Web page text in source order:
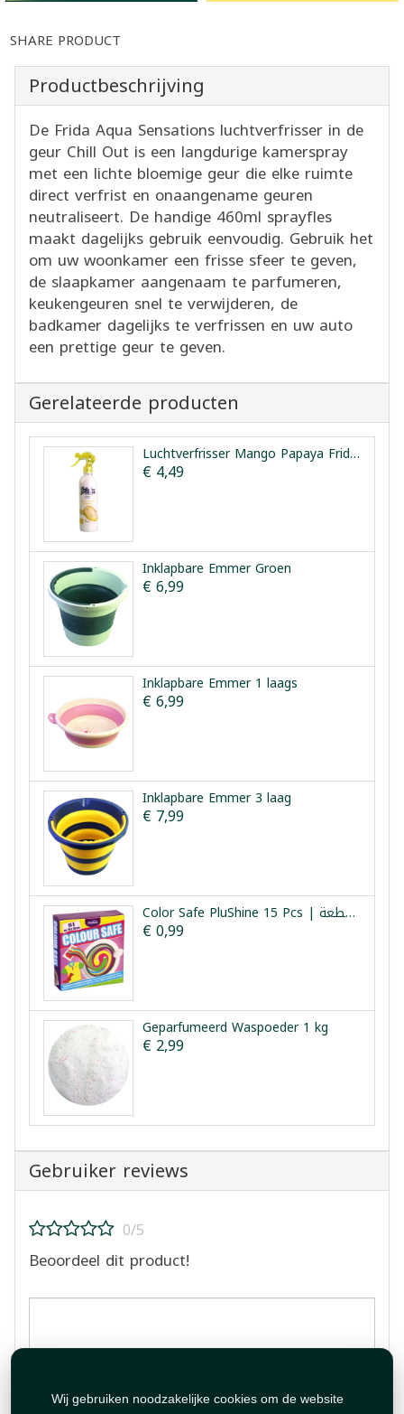
Wij gebruiken noodzakelijke cookies om de website
SHARE PRODUCT
Productbeschrijving
De Frida Aqua Sensations luchtverfrisser in de
geur Chill Out is een langdurige kamerspray
met een lichte bloemige geur die elke ruimte
direct verfrist en onaangename geuren
neutraliseert. De handige 460ml sprayfles
maakt dagelijks gebruik eenvoudig. Gebruik het
om uw woonkamer een frisse sfeer te geven,
de slaapkamer aangenaam te parfumeren,
keukengeuren snel te verwijderen, de
badkamer dagelijks te verfrissen en uw auto
een prettige geur te geven.
Gerelateerde producten
Luchtverfrisser Mango Papaya Frida 460ml
€ 4,49
Inklapbare Emmer Groen
€ 6,99
Inklapbare Emmer 1 laags
€ 6,99
Inklapbare Emmer 3 laag
€ 7,99
Color Safe PluShine 15 Pcs | مثبت الوان الغسيل 15 قطعة
€ 0,99
Geparfumeerd Waspoeder 1 kg
€ 2,99
Gebruiker reviews
0/5
Beoordeel dit product!
Beoordeling plaatsen